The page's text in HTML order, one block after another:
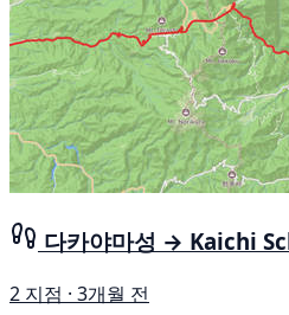
다카야마성 → Kaichi
2 지점 · 3개월 전